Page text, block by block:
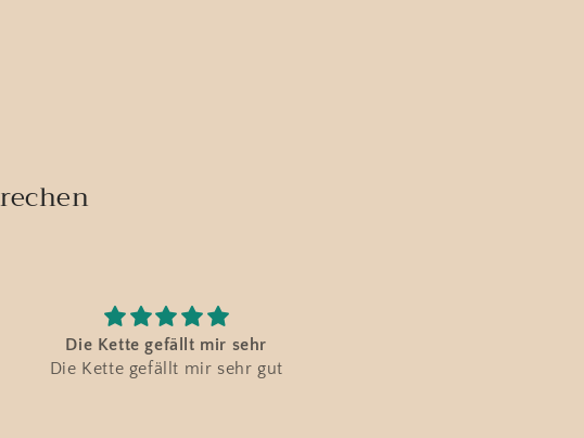
Absolut wunderschön
Absolut wunderschön und